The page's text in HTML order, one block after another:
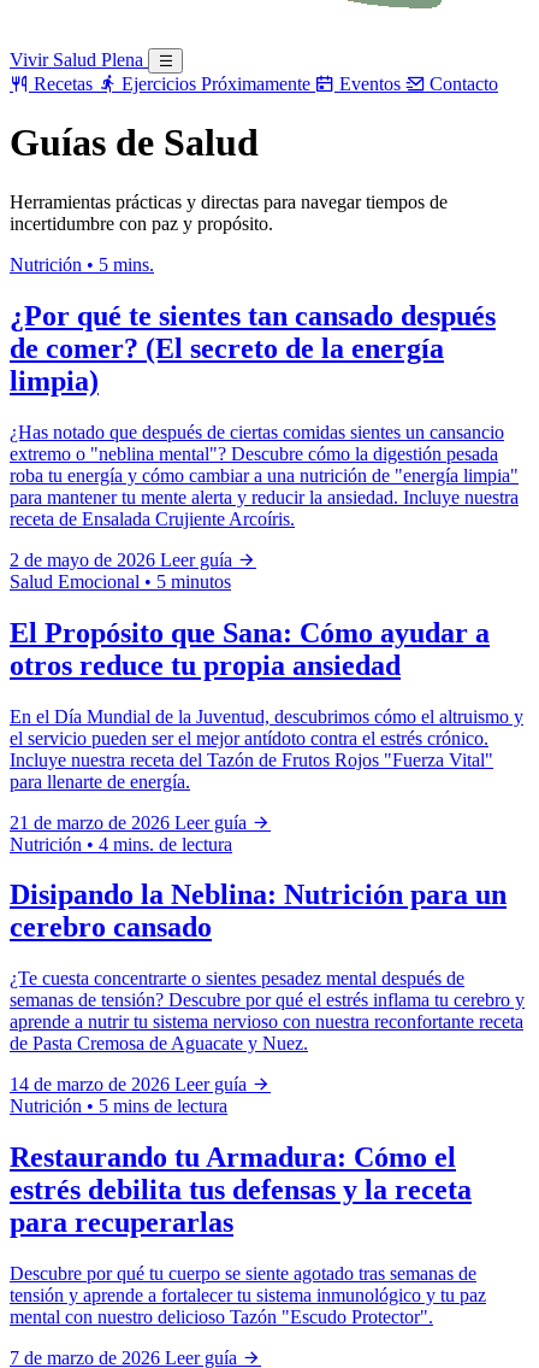
Vivir Salud Plena
Recetas
Ejercicios Próximamente Eventos Contacto
Guías de Salud
Herramientas prácticas y directas para navegar tiempos de
incertidumbre con paz y propósito.
Nutrición • 5 mins.
¿Por qué te sientes tan cansado después
de comer? (El secreto de la energía
limpia)
¿Has notado que después de ciertas comidas sientes un cansancio
extremo o "neblina mental"? Descubre cómo la digestión pesada
roba tu energía y cómo cambiar a una nutrición de "energía limpia"
para mantener tu mente alerta y reducir la ansiedad. Incluye nuestra
receta de Ensalada Crujiente Arcoíris.
2 de mayo de 2026 Leer guía
Salud Emocional • 5 minutos
El Propósito que Sana: Cómo ayudar a
otros reduce tu propia ansiedad
En el Día Mundial de la Juventud, descubrimos cómo el altruismo y
el servicio pueden ser el mejor antídoto contra el estrés crónico.
Incluye nuestra receta del Tazón de Frutos Rojos "Fuerza Vital"
para llenarte de energía.
21 de marzo de 2026 Leer guía
Nutrición • 4 mins. de lectura
Disipando la Neblina: Nutrición para un
cerebro cansado
¿Te cuesta concentrarte o sientes pesadez mental después de
semanas de tensión? Descubre por qué el estrés inflama tu cerebro y
aprende a nutrir tu sistema nervioso con nuestra reconfortante receta
de Pasta Cremosa de Aguacate y Nuez.
14 de marzo de 2026 Leer guía
Nutrición • 5 mins de lectura
Restaurando tu Armadura: Cómo el
estrés debilita tus defensas y la receta
para recuperarlas
Descubre por qué tu cuerpo se siente agotado tras semanas de
tensión y aprende a fortalecer tu sistema inmunológico y tu paz
mental con nuestro delicioso Tazón "Escudo Protector".
7 de marzo de 2026 Leer guía